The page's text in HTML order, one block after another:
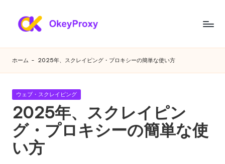
あ
ら
ゆ
る
ニ
ー
ズ
力
HTTP(S)/SOCKS5
住
宅
プ
ロ
キ
シ、
ホーム - 2025年、スクレイピング・プロキシーの簡単な使い方
カ
ゴ
ー
ウェブ・スクレイピング
2025年、スクレイピン
グ・プロキシーの簡単な使
い方